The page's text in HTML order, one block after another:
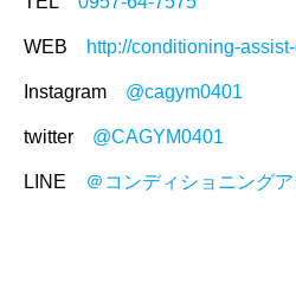
WEB http://conditioning-
Instagram @cagym0401
twitter @CAGYM0401
LINE ＠コンディショニング